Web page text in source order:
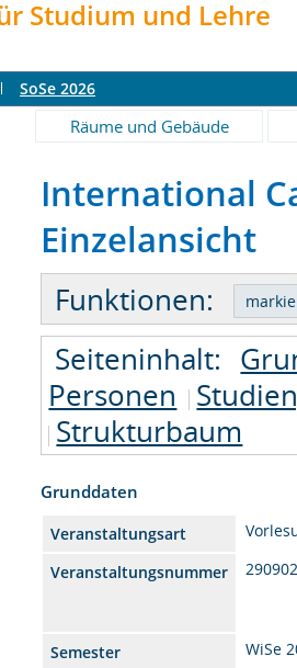
Studium und Lehre
SoSe 2026
Räume und Gebäude
International
Einzelansicht
Funktionen:
Seiteninhalt:
Personen
Strukturbaum
Grunddaten
Veranstaltungsart
Veranstaltungsnummer
Semester
WiSe